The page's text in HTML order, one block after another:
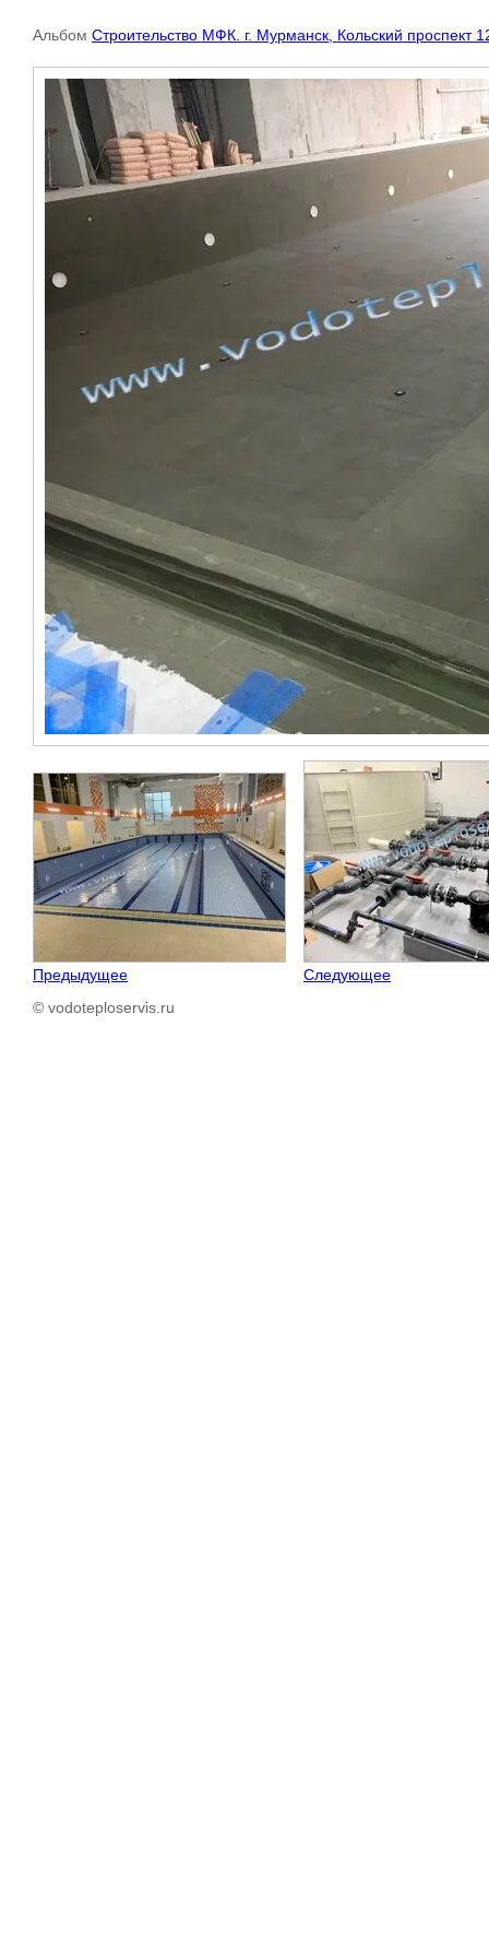
Альбом Строительство МФК. г. Мурманск, Кольский проспект
Предыдущее
Следующее
© vodoteploservis.ru